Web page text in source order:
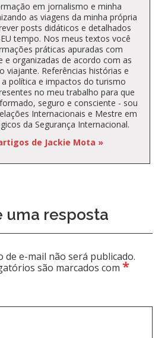
em jornalismo e minha
as viagens da minha própria
posts didáticos e detalhados
tempo. Nos meus textos você
práticas apuradas com
e organizadas de acordo com as
viajante. Referências histórias e
política e impactos do turismo
no meu trabalho para que
seguro e consciente - sou
Internacionais e Mestre em
da Segurança Internacional.
de Jackie Mota »
uma resposta
de e-mail não será publicado.
são marcados com*